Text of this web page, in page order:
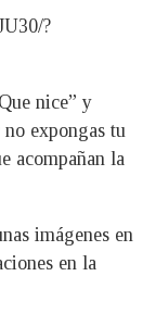
?
nice” y
expongas tu
acompañan la
imágenes en
en la